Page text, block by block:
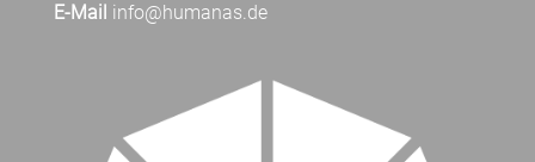
E-Mail info@humanas.de